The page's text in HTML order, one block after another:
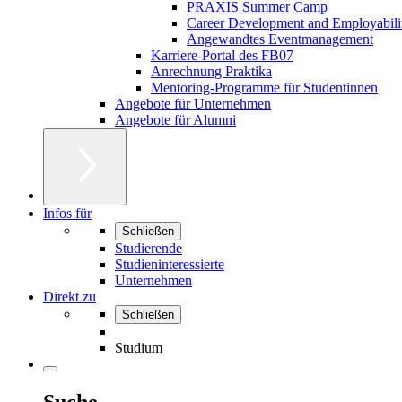
PRAXIS Summer Camp
Career Development and
Angewandtes Eventmanagement
Karriere-Portal des FB07
Anrechnung Praktika
Mentoring-Programme für Studentinnen
Angebote für Unternehmen
Angebote für Alumni
Infos für
Schließen
Studierende
Studieninteressierte
Unternehmen
Direkt zu
Schließen
Studium